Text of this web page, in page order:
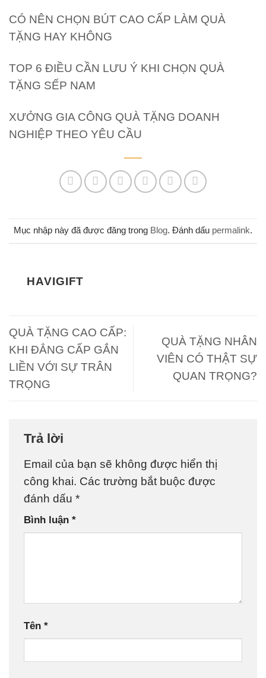
CÓ NÊN CHỌN BÚT CAO CẤP LÀM QUÀ
TẶNG HAY KHÔNG
TOP 6 ĐIỀU CẦN LƯU Ý KHI CHỌN QUÀ
TẶNG SẾP NAM
XƯỞNG GIA CÔNG QUÀ TẶNG DOANH
NGHIỆP THEO YÊU CẦU
Mục nhập này đã được đăng trong Blog. Đánh dấu permalink.
HAVIGIFT
QUÀ TẶNG CAO CẤP:
KHI ĐẲNG CẤP GẮN
LIỀN VỚI SỰ TRÂN
TRỌNG
QUÀ TẶNG NHÂN
VIÊN CÓ THẬT SỰ
QUAN TRỌNG?
Trả lời
Email của bạn sẽ không được hiển thị
công khai. Các trường bắt buộc được
đánh dấu *
Bình luận *
Tên *